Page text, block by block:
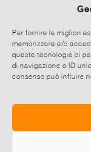
Per fornire le migliori
memorizzare e/o
queste tecnologie ci
di navigazione o ID
consenso può influire
Camera dei
Vernissage 6
per i signori,
a capienza della
lunedì al
ingresso alle